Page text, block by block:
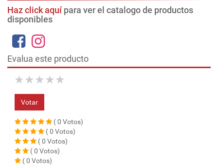
Haz click aquípara ver el catalogo de productos
disponibles
Evalua este producto
★
★
★
★
★
Votar
( 0 Votos)
( 0 Votos)
( 0 Votos)
( 0 Votos)
( 0 Votos)